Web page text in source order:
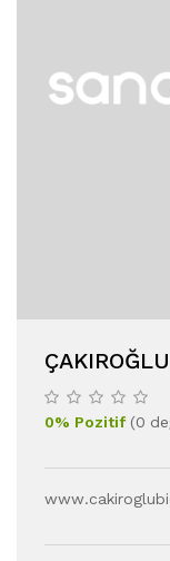
0% Pozitif(0